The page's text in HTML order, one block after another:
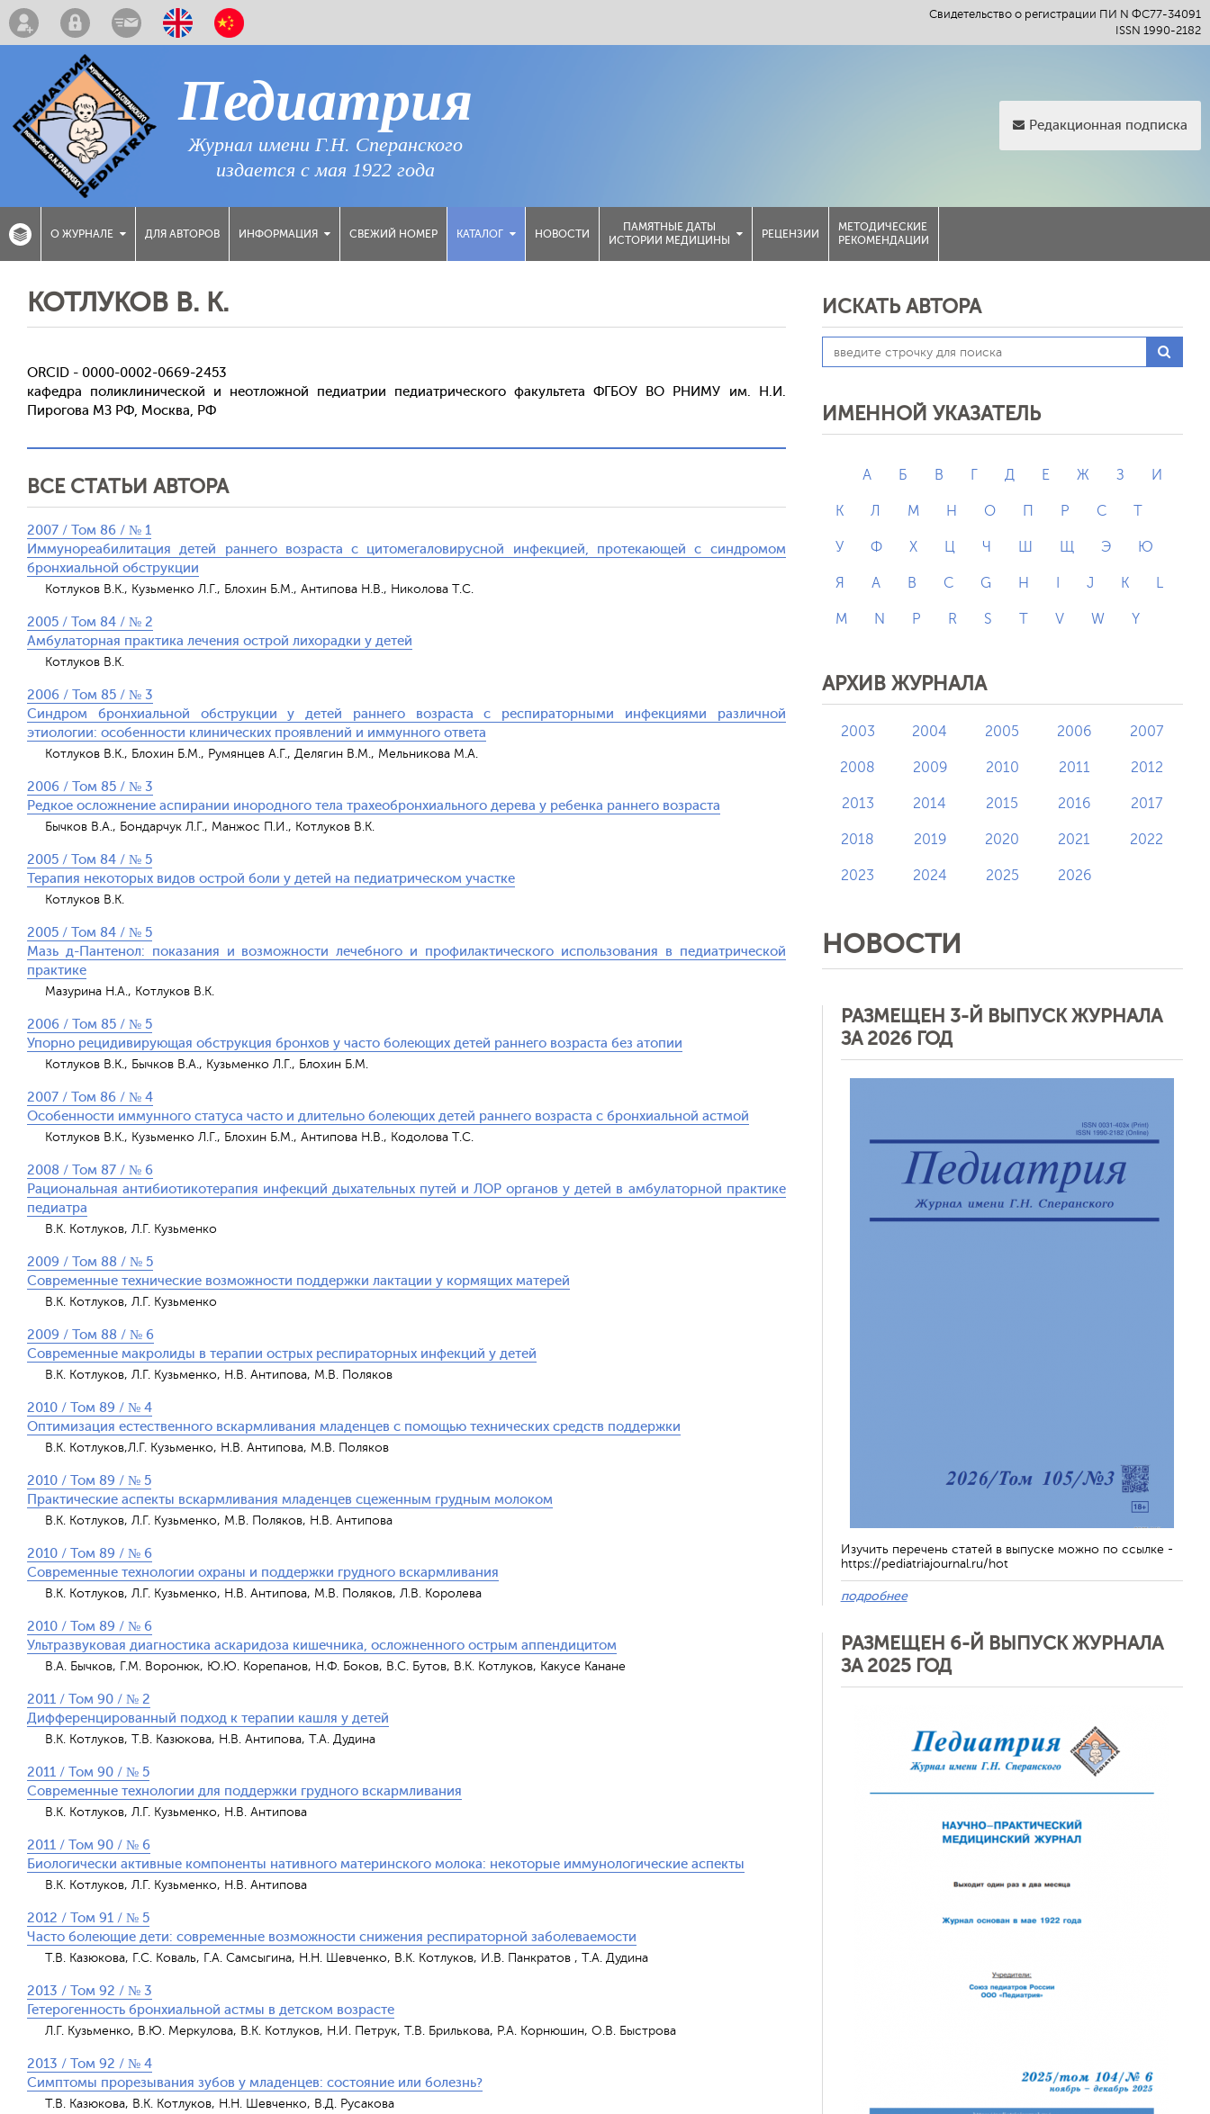
Свидетельство о регистрации ПИ N ФС77-34091
ISSN 1990-2182
Педиатрия
Журнал имени Г.Н. Сперанского
издается с мая 1922 года
Редакционная подписка
О ЖУРНАЛЕ ДЛЯ АВТОРОВ ИНФОРМАЦИЯ СВЕЖИЙ НОМЕР КАТАЛОГ НОВОСТИ
ПАМЯТНЫЕ ДАТЫ
ИСТОРИИ МЕДИЦИНЫ
РЕЦЕНЗИИ
МЕТОДИЧЕСКИЕ
РЕКОМЕНДАЦИИ
КОТЛУКОВ В. К.
ORCID - 0000-0002-0669-2453
кафедра поликлинической и неотложной педиатрии педиатрического факультета ФГБОУ ВО РНИМУ им. Н.И.
Пирогова МЗ РФ, Москва, РФ
ВСЕ СТАТЬИ АВТОРА
2007 / Том 86 / № 1
Иммунореабилитация детей раннего возраста с цитомегаловирусной инфекцией, протекающей с синдромом
бронхиальной обструкции
Котлуков В.К., Кузьменко Л.Г., Блохин Б.М., Антипова Н.В., Николова Т.С.
2005 / Том 84 / № 2
Амбулаторная практика лечения острой лихорадки у детей
Котлуков В.К.
2006 / Том 85 / № 3
Синдром бронхиальной обструкции у детей раннего возраста с респираторными инфекциями различной
этиологии: особенности клинических проявлений и иммунного ответа
Котлуков В.К., Блохин Б.М., Румянцев А.Г., Делягин В.М., Мельникова М.А.
2006 / Том 85 / № 3
Редкое осложнение аспирании инородного тела трахеобронхиального дерева у ребенка раннего возраста
Бычков В.А., Бондарчук Л.Г., Манжос П.И., Котлуков В.К.
2005 / Том 84 / № 5
Терапия некоторых видов острой боли у детей на педиатрическом участке
Котлуков В.К.
2005 / Том 84 / № 5
Мазь д-Пантенол: показания и возможности лечебного и профилактического использования в педиатрической
практике
Мазурина Н.А., Котлуков В.К.
2006 / Том 85 / № 5
Упорно рецидивирующая обструкция бронхов у часто болеющих детей раннего возраста без атопии
Котлуков В.К., Бычков В.А., Кузьменко Л.Г., Блохин Б.М.
2007 / Том 86 / № 4
Особенности иммунного статуса часто и длительно болеющих детей раннего возраста с бронхиальной астмой
Котлуков В.К., Кузьменко Л.Г., Блохин Б.М., Антипова Н.В., Кодолова Т.С.
2008 / Том 87 / № 6
Рациональная антибиотикотерапия инфекций дыхательных путей и ЛОР органов у детей в амбулаторной практике
педиатра
В.К. Котлуков, Л.Г. Кузьменко
2009 / Том 88 / № 5
Современные технические возможности поддержки лактации у кормящих матерей
В.К. Котлуков, Л.Г. Кузьменко
2009 / Том 88 / № 6
Современные макролиды в терапии острых респираторных инфекций у детей
В.К. Котлуков, Л.Г. Кузьменко, Н.В. Антипова, М.В. Поляков
2010 / Том 89 / № 4
Оптимизация естественного вскармливания младенцев с помощью технических средств поддержки
В.К. Котлуков,Л.Г. Кузьменко, Н.В. Антипова, М.В. Поляков
2010 / Том 89 / № 5
Практические аспекты вскармливания младенцев сцеженным грудным молоком
В.К. Котлуков, Л.Г. Кузьменко, М.В. Поляков, Н.В. Антипова
2010 / Том 89 / № 6
Современные технологии охраны и поддержки грудного вскармливания
В.К. Котлуков, Л.Г. Кузьменко, Н.В. Антипова, М.В. Поляков, Л.В. Королева
2010 / Том 89 / № 6
Ультразвуковая диагностика аскаридоза кишечника, осложненного острым аппендицитом
В.А. Бычков, Г.М. Воронюк, Ю.Ю. Корепанов, Н.Ф. Боков, В.С. Бутов, В.К. Котлуков, Какусе Канане
2011 / Том 90 / № 2
Дифференцированный подход к терапии кашля у детей
В.К. Котлуков, Т.В. Казюкова, Н.В. Антипова, Т.А. Дудина
2011 / Том 90 / № 5
Современные технологии для поддержки грудного вскармливания
В.К. Котлуков, Л.Г. Кузьменко, Н.В. Антипова
2011 / Том 90 / № 6
Биологически активные компоненты нативного материнского молока: некоторые иммунологические аспекты
В.К. Котлуков, Л.Г. Кузьменко, Н.В. Антипова
2012 / Том 91 / № 5
Часто болеющие дети: современные возможности снижения респираторной заболеваемости
Т.В. Казюкова, Г.С. Коваль, Г.А. Самсыгина, Н.Н. Шевченко, В.К. Котлуков, И.В. Панкратов , Т.А. Дудина
2013 / Том 92 / № 3
Гетерогенность бронхиальной астмы в детском возрасте
Л.Г. Кузьменко, В.Ю. Меркулова, В.К. Котлуков, Н.И. Петрук, Т.В. Брилькова, Р.А. Корнюшин, О.В. Быстрова
2013 / Том 92 / № 4
Симптомы прорезывания зубов у младенцев: состояние или болезнь?
Т.В. Казюкова, В.К. Котлуков, Н.Н. Шевченко, В.Д. Русакова
ИСКАТЬ АВТОРА
ИМЕННОЙ УКАЗАТЕЛЬ
А Б В Г Д Е Ж З И
К Л М Н О П Р С Т
У Ф Х Ц Ч Ш Щ Э Ю
Я A B C G H J K L
M N P R S T V W Y
АРХИВ ЖУРНАЛА
2003 2004 2005 2006 2007
2008 2009 2010 2011 2012
2013 2014 2015 2016 2017
2018 2019 2020 2021 2022
2023 2024 2025 2026
НОВОСТИ
РАЗМЕЩЕН 3-Й ВЫПУСК ЖУРНАЛА
ЗА 2026 ГОД
Изучить перечень статей в выпуске можно по ссылке -
https://pediatriajournal.ru/hot
подробнее
РАЗМЕЩЕН 6-Й ВЫПУСК ЖУРНАЛА
ЗА 2025 ГОД